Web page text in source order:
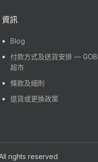
資訊
Blog
付款方式及送貨安排 —
超市
條款及細則
退貨或更換政策
rights reserved